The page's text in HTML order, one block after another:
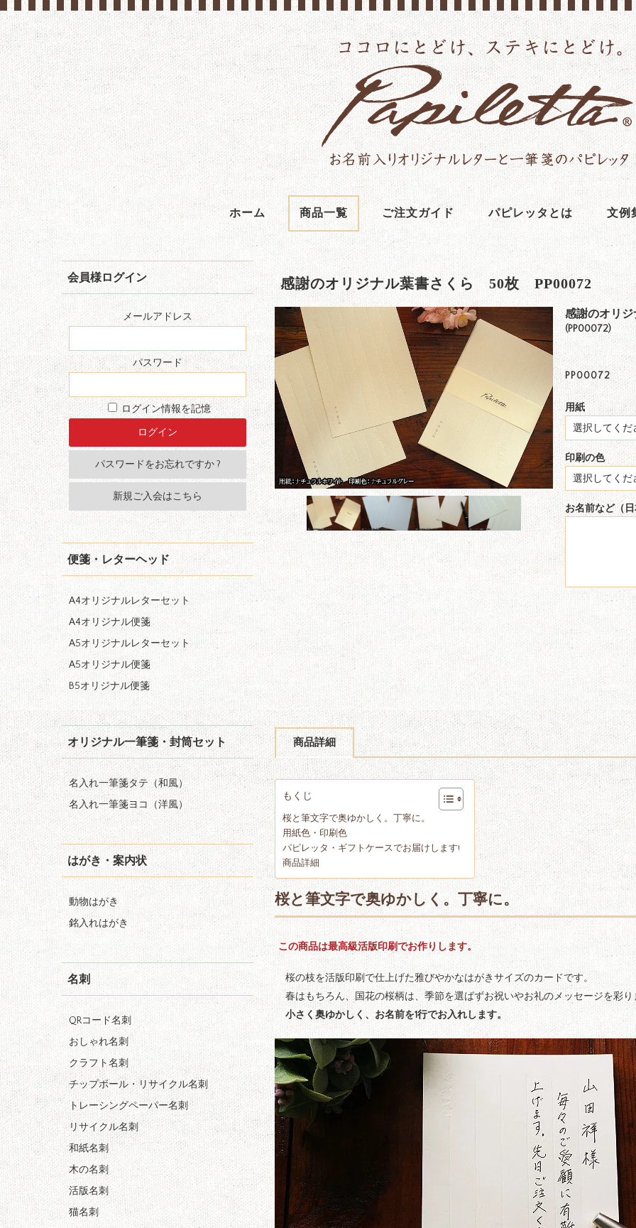
ホーム 商品一覧 ご注文ガイド パピレッタとは 文例
感謝のオリジナル葉書さくら 50枚 PP00072
感謝のオリ
(PP00072)
PP00072
用紙
印刷の色
お名前など（
商品詳細
もくじ
桜と筆文字で奥ゆかしく。丁寧に。
用紙色・印刷色
パピレッタ・ギフトケースでお届けします!
商品詳細
桜と筆文字で奥ゆかしく。丁寧に。
この商品は最高級活版印刷でお作りします。
桜の枝を活版印刷で仕上げた雅びやかなはがきサイズのカードです。
春はもちろん、国花の桜柄は、季節を選ばずお祝いやお礼のメッセージを彩り
小さく奥ゆかしく、お名前を1行でお入れします。
会員様ログイン
メールアドレス
パスワード
ログイン情報を記憶
パスワードをお忘れですか ?
新規ご入会はこちら
便箋・レターヘッド
A4オリジナルレターセット
A4オリジナル便箋
A5オリジナルレターセット
A5オリジナル便箋
B5オリジナル便箋
オリジナル一筆箋・封筒セット
名入れ一筆箋タテ（和風）
名入れ一筆箋ヨコ（洋風）
はがき・案内状
動物はがき
銘入れはがき
名刺
QRコード名刺
おしゃれ名刺
クラフト名刺
チップボール・リサイクル名刺
トレーシングペーパー名刺
リサイクル名刺
和紙名刺
木の名刺
活版名刺
猫名刺